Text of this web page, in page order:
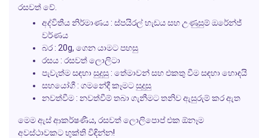
රසවත් වේ.
අද්විතීය නිර්මාණය : ස්පයිරල් හැඩය සහ උණුසුම් ඔරේන්ජ්
වර්ණය
බර : 20g, ගෙන යාමට පහසු
රසය : රසවත් ලොලිටා
පැවැත්ම සඳහා සුදුසු : තේමාවන් සහ එකතු වීම සඳහා හොඳයි
සහයෝගී : ගමනේදී කෑමට සුදුසු
නවත්වීම : නවත්වීම් තබා ගැනීමට තනිව ඇසුරුම් කර ඇත
මෙම ඇස් ආකර්ෂණීය, රසවත් ලොලිපොප් එක ඕනෑම
අවස්ථාවකට භුක්ති විඳින්න!